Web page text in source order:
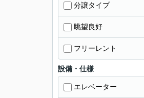
分譲タイプ
眺望良好
フリーレント
設備・仕様
エレベーター